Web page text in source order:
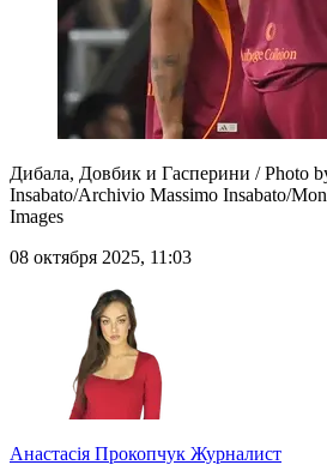
Дибала, Довбик и Гасперини / Photo
Insabato/Archivio Massimo Insabato/
Images
08 октября 2025, 11:03
Анастасія Прокопчук Журналист